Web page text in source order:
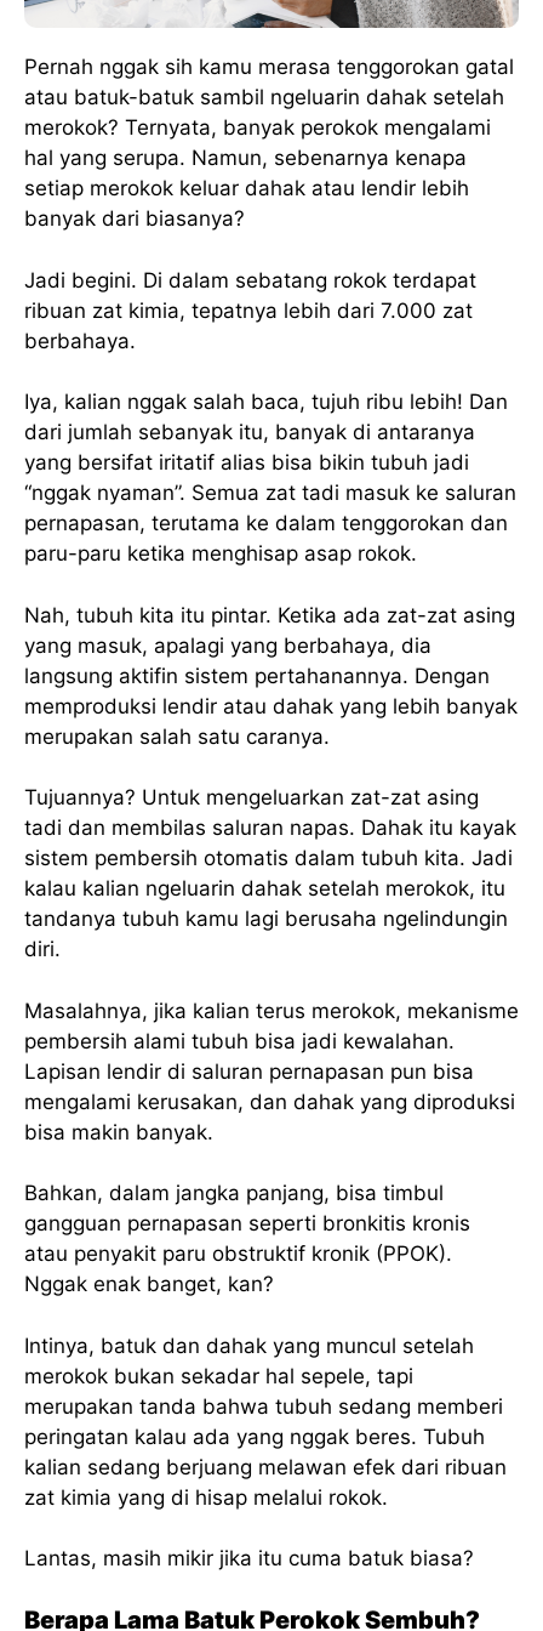
Pernah nggak sih kamu merasa tenggorokan gatal
atau batuk-batuk sambil ngeluarin dahak setelah
merokok? Ternyata, banyak perokok mengalami
hal yang serupa. Namun, sebenarnya kenapa
setiap merokok keluar dahak atau lendir lebih
banyak dari biasanya?
Jadi begini. Di dalam sebatang rokok terdapat
ribuan zat kimia, tepatnya lebih dari 7.000 zat
berbahaya.
Iya, kalian nggak salah baca, tujuh ribu lebih! Dan
dari jumlah sebanyak itu, banyak di antaranya
yang bersifat iritatif alias bisa bikin tubuh jadi
“nggak nyaman”. Semua zat tadi masuk ke saluran
pernapasan, terutama ke dalam tenggorokan dan
paru-paru ketika menghisap asap rokok.
Nah, tubuh kita itu pintar. Ketika ada zat-zat asing
yang masuk, apalagi yang berbahaya, dia
langsung aktifin sistem pertahanannya. Dengan
memproduksi lendir atau dahak yang lebih banyak
merupakan salah satu caranya.
Tujuannya? Untuk mengeluarkan zat-zat asing
tadi dan membilas saluran napas. Dahak itu kayak
sistem pembersih otomatis dalam tubuh kita. Jadi
kalau kalian ngeluarin dahak setelah merokok, itu
tandanya tubuh kamu lagi berusaha ngelindungin
diri.
Masalahnya, jika kalian terus merokok, mekanisme
pembersih alami tubuh bisa jadi kewalahan.
Lapisan lendir di saluran pernapasan pun bisa
mengalami kerusakan, dan dahak yang diproduksi
bisa makin banyak.
Bahkan, dalam jangka panjang, bisa timbul
gangguan pernapasan seperti bronkitis kronis
atau penyakit paru obstruktif kronik (PPOK).
Nggak enak banget, kan?
Intinya, batuk dan dahak yang muncul setelah
merokok bukan sekadar hal sepele, tapi
merupakan tanda bahwa tubuh sedang memberi
peringatan kalau ada yang nggak beres. Tubuh
kalian sedang berjuang melawan efek dari ribuan
zat kimia yang di hisap melalui rokok.
Lantas, masih mikir jika itu cuma batuk biasa?
Berapa Lama Batuk Perokok Sembuh?